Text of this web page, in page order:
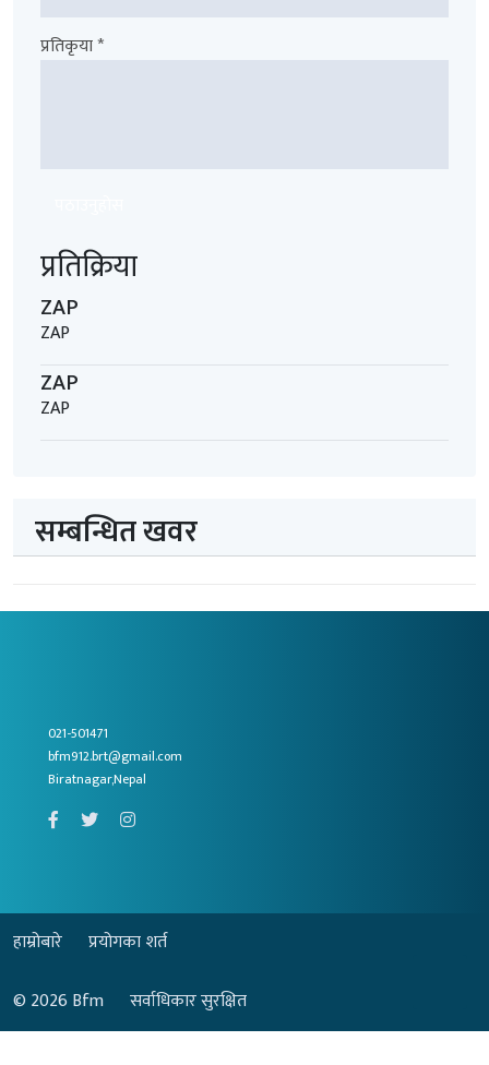
प्रतिकृया *
प्रतिक्रिया
ZAP
ZAP
ZAP
ZAP
सम्बन्धित खवर
021-501471
bfm912.brt@gmail.com
Biratnagar,Nepal
हाम्रोबारे
प्रयोगका शर्त
© 2026Bfm सर्वाधिकार सुरक्षित